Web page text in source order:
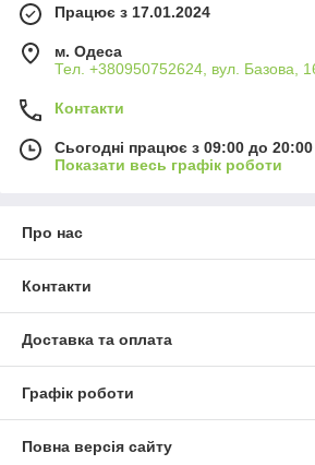
Працює з 17.01.2024
м. Одеса
Тел. +380950752624, вул. Базова,
Контакти
Сьогодні працює з 09:00 до 20:00
Показати весь графік роботи
Про нас
Контакти
Доставка та оплата
Графік роботи
Повна версія сайту